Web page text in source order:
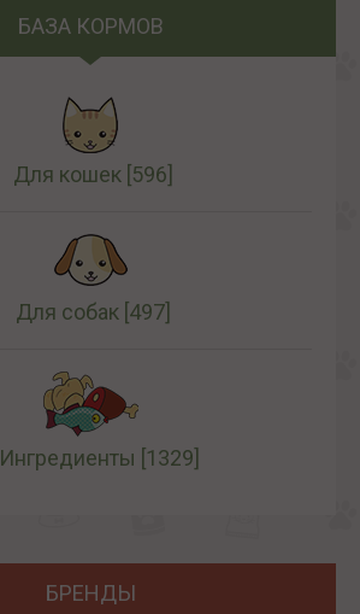
БАЗА КОРМОВ
Для кошек [596]
Для собак [497]
Ингредиенты [1329]
БРЕНДЫ